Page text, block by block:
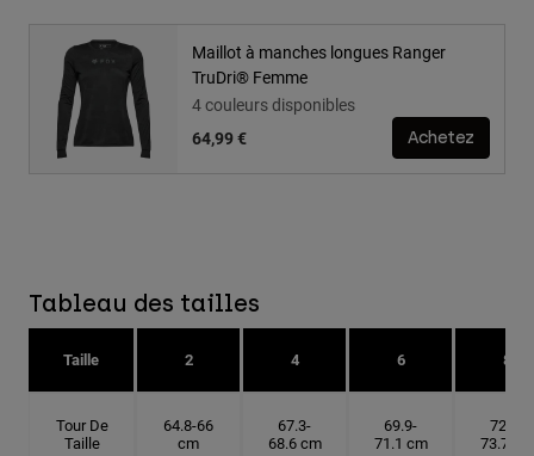
Maillot à manches longues Ranger
TruDri® Femme
4 couleurs disponibles
64,99 €
Achetez
Tableau des tailles
Taille 2 4 6 8
Tour De
Taille
64.8-66
cm
67.3-
68.6 cm
69.9-
71.1 cm
72.4-
73.7 cm